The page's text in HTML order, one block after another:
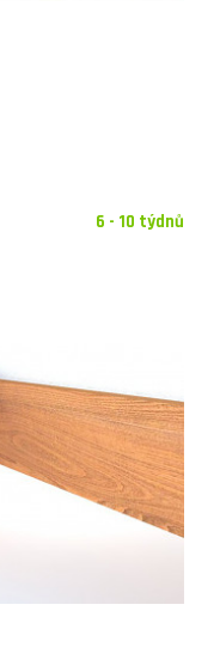
6 - 10 týdnů